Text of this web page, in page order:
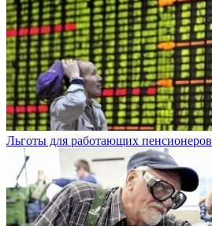
Льготы для работающих пенсионеров